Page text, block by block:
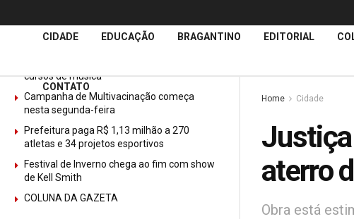
ÚltimasNotícias
cursos de música
Campanha de Multivacinação começa
nesta segunda-feira
Prefeitura paga R$ 1,13 milhão a 270
atletas e 34 projetos esportivos
Festival de Inverno chega ao fim com show
de Kell Smith
COLUNA DA GAZETA
CIDADE EDUCAÇÃO BRAGANTINO EDITORIAL
CONTATO
Home Cidade
aterro
Obra está